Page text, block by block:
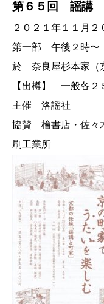
第６５回 謡講
２０２１年１１月２
第一部 午後２時
於 奈良屋杉本家（
【出樽】 一般各
主催 洛謡社
協賛 檜書店・佐々
刷工業所